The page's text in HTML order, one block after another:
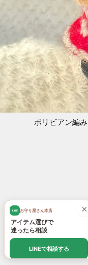
ボリビアン編
×
LINE お守り屋さん本店
アイテム選びで
迷ったら相談
LINEで相談する